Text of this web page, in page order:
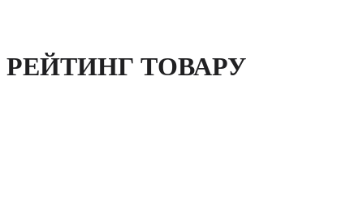
РЕЙТИНГ ТОВАРУ